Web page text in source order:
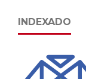
INDEXADO